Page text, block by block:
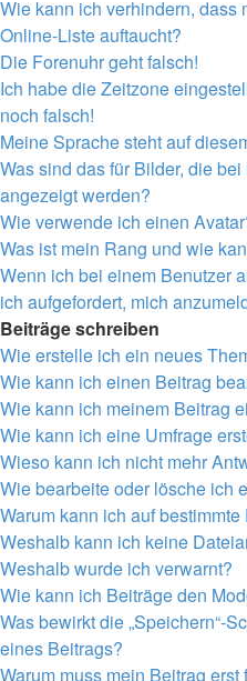
Wie kann ich verhindern, dass
Online-Liste auftaucht?
Die Forenuhr geht falsch!
Ich habe die Zeitzone
noch falsch!
Meine Sprache steht auf
Was sind das für Bilder, die
angezeigt werden?
Wie verwende ich einen
Was ist mein Rang und wie
Wenn ich bei einem Benutzer
ich aufgefordert, mich
Beiträge schreiben
Wie erstelle ich ein neues
Wie kann ich einen Beitrag
Wie kann ich meinem Beitrag
Wie kann ich eine Umfrage
Wieso kann ich nicht mehr
Wie bearbeite oder lösche ich
Warum kann ich auf
Weshalb kann ich keine
Weshalb wurde ich verwarnt?
Wie kann ich Beiträge den
Was bewirkt die „Speichern“-
eines Beitrags?
Warum muss mein Beitrag